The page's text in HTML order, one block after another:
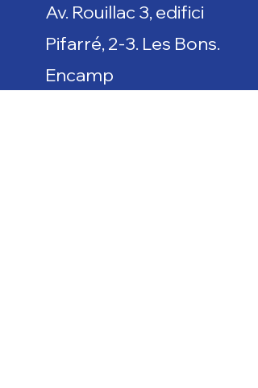
Av. Rouillac 3, edifici
Pifarré, 2-3. Les Bons.
Encamp